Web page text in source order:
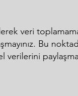
veri
Bu
verilerini